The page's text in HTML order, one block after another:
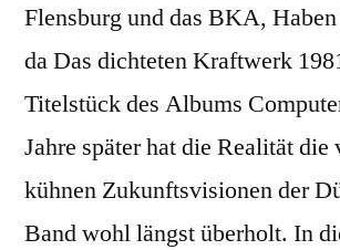
Flensburg und das BKA,
da Das dichteten Kraftwerk
Titelstück des Albums
Jahre später hat die Realität
kühnen Zukunftsvisionen der
Band wohl längst überholt. In